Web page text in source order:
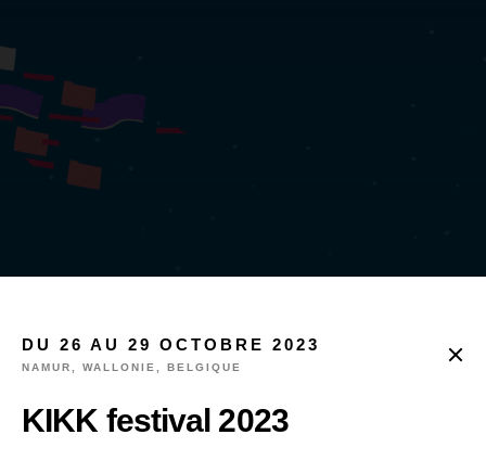
Impression 3D
métallique
DU 26 AU 29 OCTOBRE 2023
NAMUR, WALLONIE, BELGIQUE
KIKK festival 2023